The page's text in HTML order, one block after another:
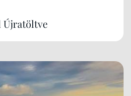
Újratöltve